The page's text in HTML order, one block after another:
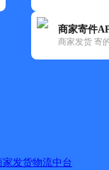
商家寄件
商家发货 寄
家发货物流中台
塘工业园内